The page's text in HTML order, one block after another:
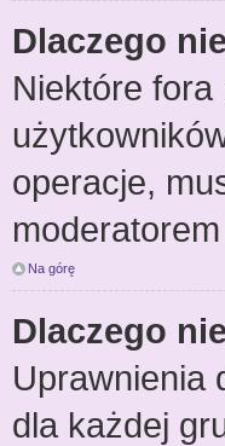
Dlaczego
Niektóre
operacje,
Na górę
Dlaczego
Uprawnienia
dla każdej